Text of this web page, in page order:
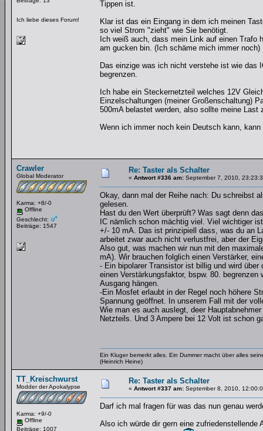
Ich liebe dieses Forum!
Tippen ist.
Klar ist das ein Eingang in dem ich meinen
so viel Strom "zieht" wie Sie benötigt.
Ich weiß auch, dass mein Link auf einen
am gucken bin. (Ich schäme mich immer noch)
Das einzige was ich nicht verstehe ist wie das
begrenzen.
Ich habe ein Steckernetzteil welches 12V
Einzelschaltungen (meiner Großenschaltung)
500mA belastet werden, also sollte meine
Wenn ich immer noch kein Deutsch kann,
Crawler
Global Moderator
Karma: +8/-0
Offline
Geschlecht:
Beiträge: 1547
Re: Taster als Schalter
« Antwort #336 am: September 7, 2010,
Okay, dann mal der Reihe nach: Du schreibst
gelesen.
Hast du den Wert überprüft? Was sagt denn
IC nämlich schon mächtig viel. Viel wichtiger
+/- 10 mA. Das ist prinzipiell dass, was du an
arbeitet zwar auch nicht verlustfrei, aber der
Also gut, was machen wir nun mit den
mA). Wir brauchen folglich einen Verstärker,
- Ein bipolarer Transistor ist billig und wird
einen Verstärkungsfaktor, bspw. 80.
Ausgang hängen.
-Ein Mosfet erlaubt in der Regel noch höhere
Spannung geöffnet. In unserem Fall mit der
Wie man es auch auslegt, deer
Netzteils. Und 3 Ampere bei 12 Volt ist schon
Ein Kluger bemerkt alles. Ein Dummer macht über alles
(Heinrich Heine)
TT_Kreischwurst
Modder der Apokalypse
Karma: +9/-0
Offline
Beiträge: 1007
Re: Taster als Schalter
« Antwort #337 am: September 8, 2010,
Darf ich mal fragen für was das nun genau
Also ich würde dir gern eine zufriedenstellende